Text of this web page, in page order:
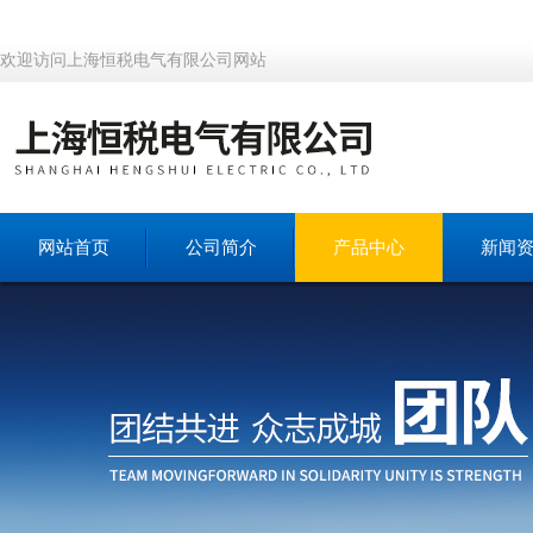
欢迎访问上海恒税电气有限公司网站
网站首页 公司简介 产品中心 新闻